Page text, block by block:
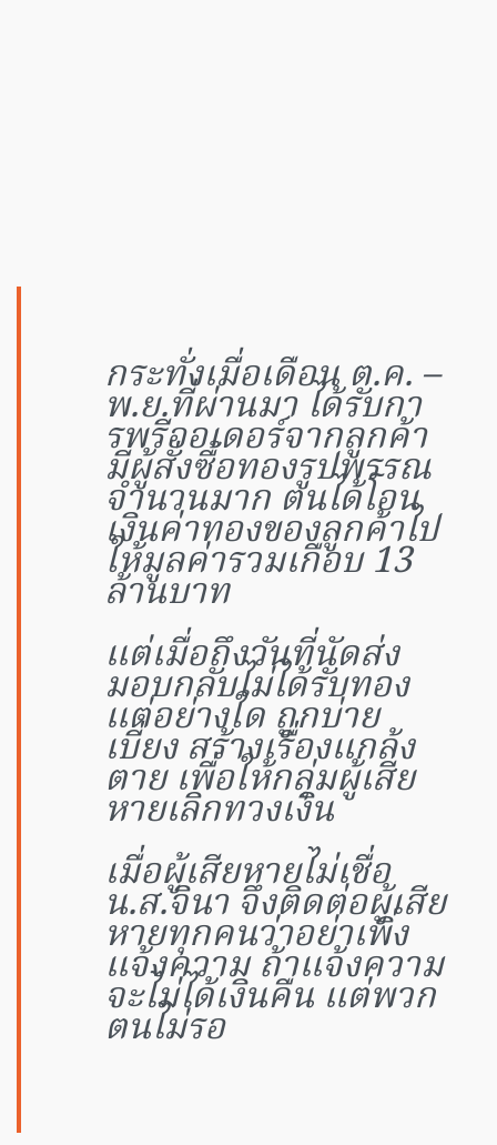
กระทั่งเมื่อเดือน ต.ค. –
พ.ย.ที่ผ่านมา ได้รับกา
รพรีออเดอร์จากลูกค้า
มีผู้สั่งซื้อทองรูปพรรณ
จำนวนมาก ตนได้โอน
เงินค่าทองของลูกค้าไป
ให้มูลค่ารวมเกือบ 13
ล้านบาท
แต่เมื่อถึงวันที่นัดส่ง
มอบกลับไม่ได้รับทอง
แต่อย่างใด ถูกบ่าย
เบี่ยง สร้างเรื่องแกล้ง
ตาย เพื่อให้กลุ่มผู้เสีย
หายเลิกทวงเงิน
เมื่อผู้เสียหายไม่เชื่อ
น.ส.จินา จึงติดต่อผู้เสีย
หายทุกคนว่าอย่าเพิ่ง
แจ้งความ ถ้าแจ้งความ
จะไม่ได้เงินคืน แต่พวก
ตนไม่รอ